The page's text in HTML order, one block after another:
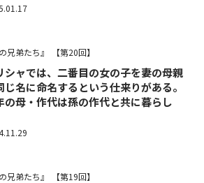
兄弟たち』 【第20回】
シャでは、二番目の女の子を妻の母親
じ名に命名するという仕来りがある。
の母・作代は孫の作代と共に暮らし
兄弟たち』 【第19回】